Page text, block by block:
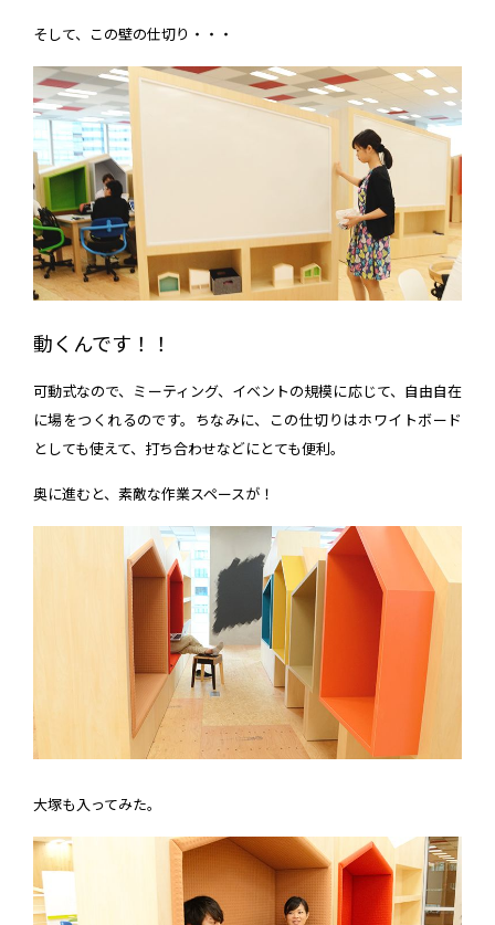
そして、この壁の仕切り・・・
動くんです！！
可動式なので、ミーティング、イベントの規模に応じて、自由自在
に場をつくれるのです。ちなみに、この仕切りはホワイトボード
としても使えて、打ち合わせなどにとても便利。
奥に進むと、素敵な作業スペースが！
大塚も入ってみた。